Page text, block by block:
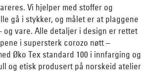
Vi hjelper med stoffer og
gå i stykker, og målet er at plaggene
og vare. Alle detaljer i design er rettet
i supersterk corozo nøtt –
Øko Tex standard 100 i innfarging og
og etisk produsert på norskeid atelier